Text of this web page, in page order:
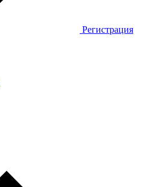
Регистрация